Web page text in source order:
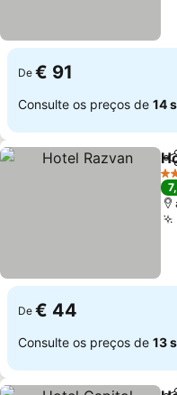
De € 91
Consulte os preços de 14
3
De € 44
Consulte os preços de 13